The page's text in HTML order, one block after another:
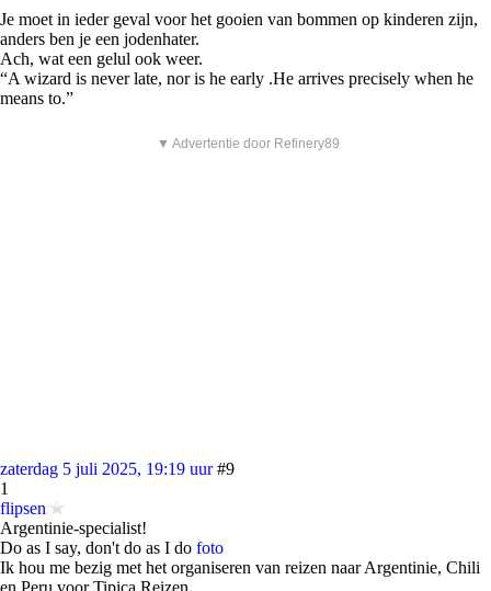
Je moet in ieder geval voor het gooien van bommen op kinderen zijn,
anders ben je een jodenhater.
Ach, wat een gelul ook weer.
“A wizard is never late, nor is he early .He arrives precisely when he
means to.”
▼ Advertentie door Refinery89
zaterdag 5 juli 2025, 19:19 uur #9
1
flipsen
Argentinie-specialist!
Do as I say, don't do as I do foto
Ik hou me bezig met het organiseren van reizen naar Argentinie, Chili
en Peru voor Tipica Reizen.